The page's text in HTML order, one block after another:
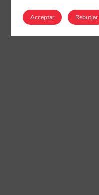
Acceptar Rebutjar